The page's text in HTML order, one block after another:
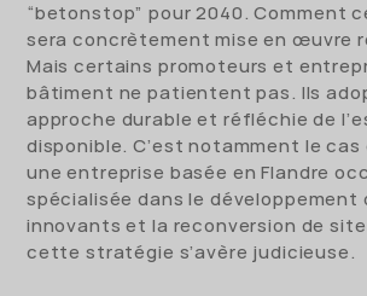
“betonstop” pour 2040. Comment
sera concrètement mise en œuvre
Mais certains promoteurs et
bâtiment ne patientent pas. Ils
approche durable et réfléchie de
disponible. C’est notamment le cas
une entreprise basée en Flandre
spécialisée dans le développement
innovants et la reconversion de
cette stratégie s’avère judicieuse.